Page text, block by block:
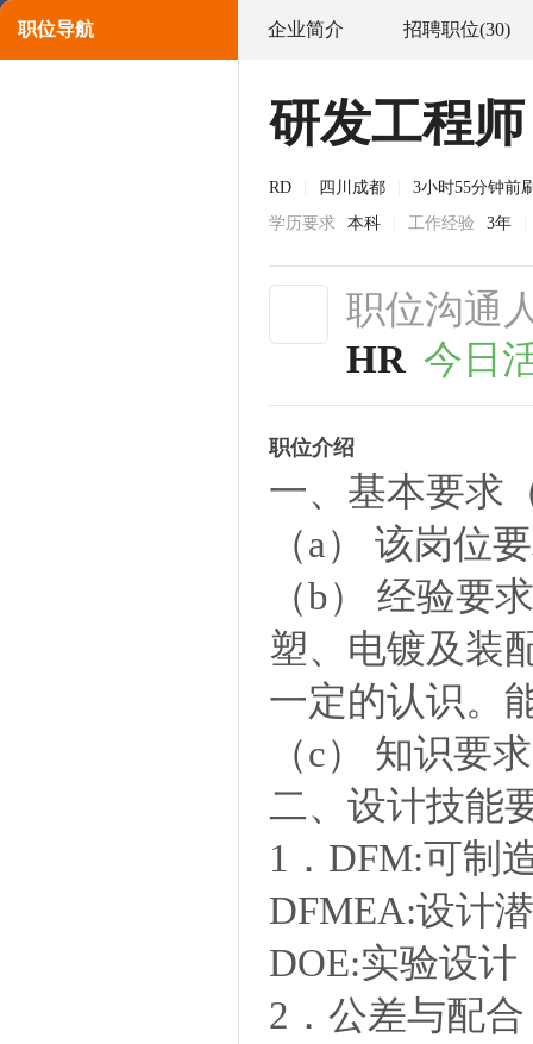
职位导航 企业简介 招聘职位(30)
研发工程师
RD 四川成都
3小时55分钟前
学历要求
本科 工作经验 3年
职位沟通
HR 今日
职位介绍
一、基本要求
（a） 该岗位
（b） 经验要
塑、电镀及装
一定的认识。
（c） 知识要
二、设计技能
1．DFM:可制
DFMEA:设计
DOE:实验设计
2．公差与配